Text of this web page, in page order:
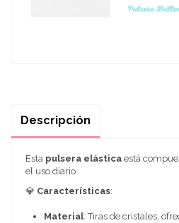
Descripción
Esta pulsera elásticaestá
el uso diario.
💎 Características:
Material: Tiras de cristales,